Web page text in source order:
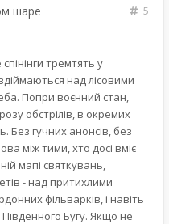
шаре
5
тремтять у
над лісовими
Попри воєнний стан,
обстрілів, в окремих
Без гучних анонсів, без
між тими, хто досі вміє
мапі святкувань,
- над притихлими
фільварків, і навіть
Південного Бугу. Якщо не